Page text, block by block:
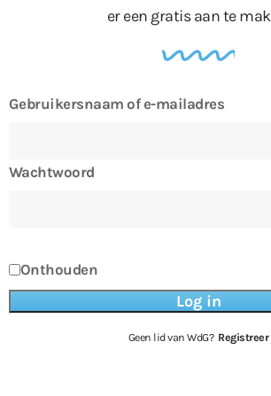
er een gratis aan te
Gebruikersnaam of e-mailadres
Wachtwoord
Onthouden
Geen lid van WdG? Registreer